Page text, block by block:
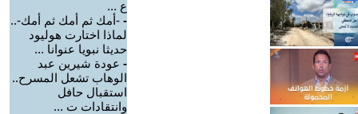
ع ...
- -أمك ثم أمك ثم أمك-..
لماذا اختارت هوليود
حديثا نبويا عنوانا ...
- عودة شيرين عبد
الوهاب تشعل المسرح..
استقبال حافل
وانتقادات ت ...